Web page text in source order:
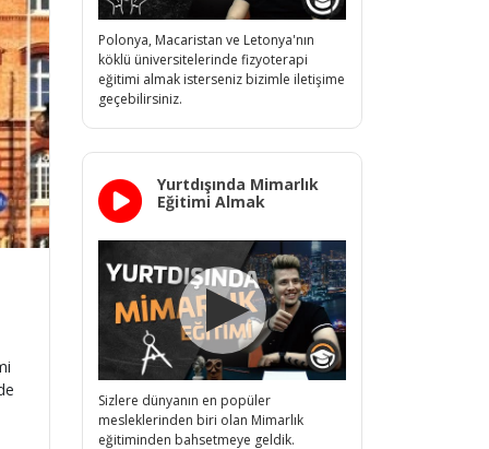
Polonya, Macaristan ve Letonya'nın
köklü üniversitelerinde fizyoterapi
eğitimi almak isterseniz bizimle iletişime
geçebilirsiniz.
Yurtdışında Mimarlık
Eğitimi Almak
Sizlere dünyanın en popüler
mesleklerinden biri olan Mimarlık
eğitiminden bahsetmeye geldik.